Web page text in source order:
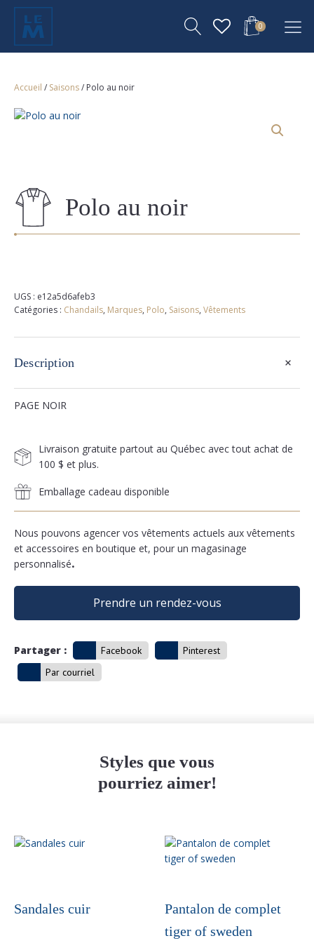
0
Accueil / Saisons/ Polo au noir
Polo au noir
UGS : e12a5d6afeb3
Catégories : Chandails, Marques, Polo, Saisons, Vêtements
Description +
PAGE NOIR
Livraison gratuite partout au Québec avec tout achat de
100 $ et plus.
Emballage cadeau disponible
Nous pouvons agencer vos vêtements actuels aux vêtements
et accessoires en boutique et, pour un magasinage
personnalisé.
Prendre un rendez-vous
Partager : Facebook
Pinterest
Par courriel
Styles que vous
pourriez aimer!
Sandales cuir
Pantalon de complet
tiger of sweden
Ce
produit
variations.
options